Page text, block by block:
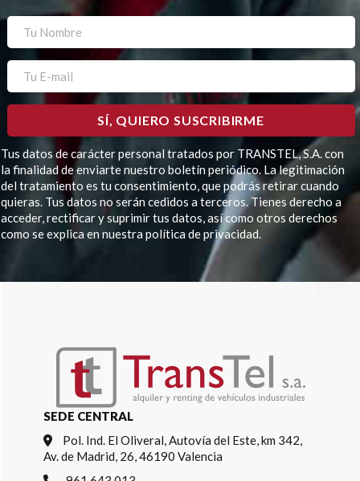
Tus datos de carácter personal tratados por TRANSTEL, S.A. con
la finalidad de enviarte nuestro boletín periódico. La legitimación
del tratamiento es tu consentimiento, que podrás retirar cuando
quieras. Tus datos no serán cedidos a terceros. Tienes derecho a
acceder, rectificar y suprimir tus datos, así como otros derechos
como se explica en nuestra política de privacidad.
SEDE CENTRAL
Pol. Ind. El Oliveral, Autovía del Este, km 342,
Av. de Madrid, 26, 46190 Valencia